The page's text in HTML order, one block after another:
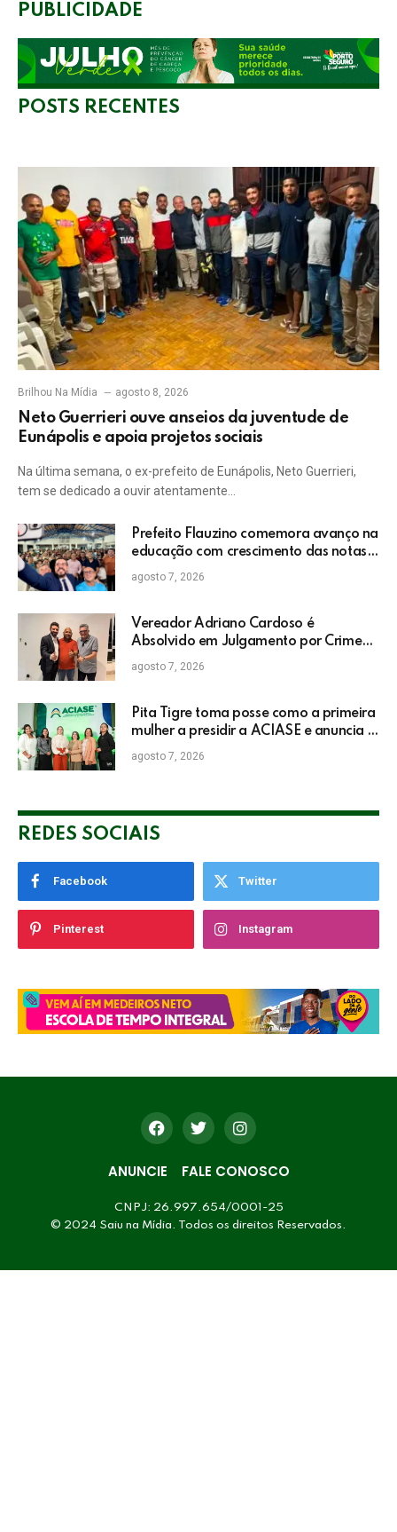
PUBLICIDADE
POSTS RECENTES
Brilhou Na Mídia agosto 8, 2026
Neto Guerrieri ouve anseios da juventude de
Eunápolis e apoia projetos sociais
Na última semana, o ex-prefeito de Eunápolis, Neto Guerrieri,
tem se dedicado a ouvir atentamente…
Prefeito Flauzino comemora avanço na
educação com crescimento das notas
do IDEB da rede pública de Itabela
agosto 7, 2026
Vereador Adriano Cardoso é
Absolvido em Julgamento por Crime
Eleitoral no TRE
agosto 7, 2026
Pita Tigre toma posse como a primeira
mulher a presidir a ACIASE e anuncia a
retomada do Prêmio Destaque
Empresarial
agosto 7, 2026
REDES SOCIAIS
Facebook Twitter
Pinterest Instagram
ANUNCIE FALE CONOSCO
CNPJ: 26.997.654/0001-25
© 2024 Saiu na Mídia. Todos os direitos Reservados.